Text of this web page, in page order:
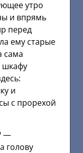
утро
и впрямь
перед
ему старые
сама
шкафу
и
с прорехой
—
голову